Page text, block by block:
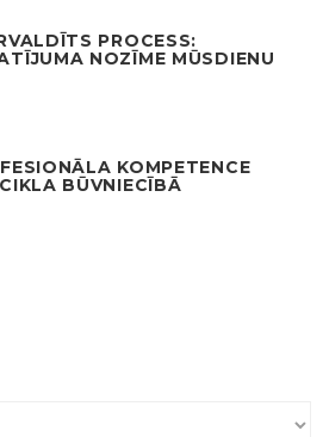
PROCESS:
NOZĪME MŪSDIENU
KOMPETENCE
BŪVNIECĪBĀ